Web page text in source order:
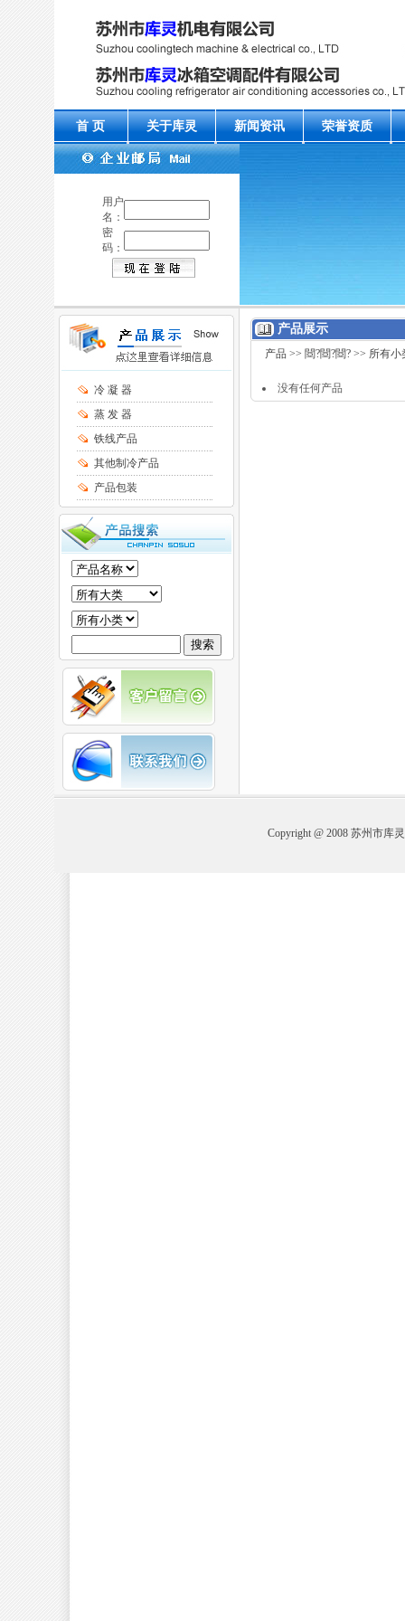
首 页 关于库灵 新闻资讯 荣誉资质
用户
名：
密
码：
冷 凝 器
蒸 发 器
铁线产品
其他制冷产品
产品包装
产品展示
产品 >> 閸?閸?閸?>> 所有小
没有任何产品
Copyright @ 2008 苏州市库